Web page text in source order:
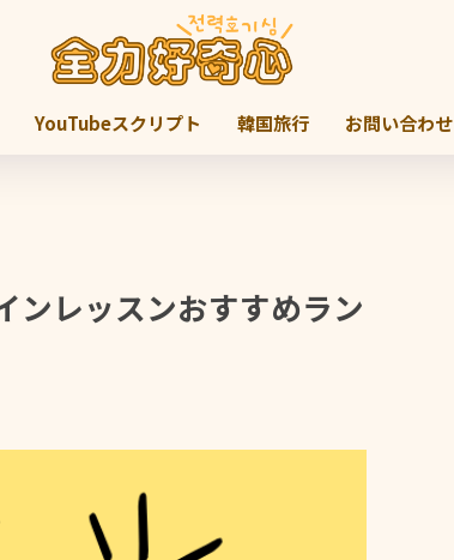
YouTubeスクリプト 韓国旅行 お問い合わせ
ンレッスンおすすめラン